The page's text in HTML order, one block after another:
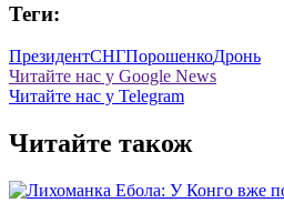
Теги:
ПрезидентСНГПорошенкоДронь
Читайте нас у Google News
Читайте нас у Telegram
Читайте також